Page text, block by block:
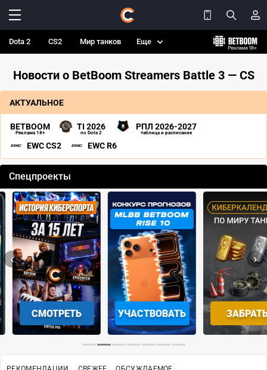
Dota 2 CS2 Мир танков Еще
Новости о BetBoom Streamers Battle 3 — CS
АКТУАЛЬНОЕ
BETBOOM
Реклама 18+
TI 2026
по Dota 2
РПЛ 2026-2027
таблица и расписание
EWC CS2 EWC R6
Спецпроекты
СМОТРЕТЬ УЧАСТВОВАТЬ ЗАБРАТЬ
‹ ›